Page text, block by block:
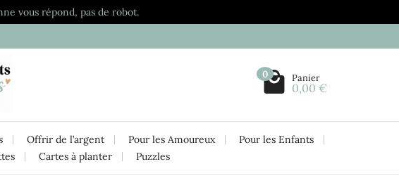
vous répond, pas de robot.
0 Panier
0,00 €
Offrir de l’argent Pour les Amoureux
Pour les Enfants
Cartes à planter Puzzles